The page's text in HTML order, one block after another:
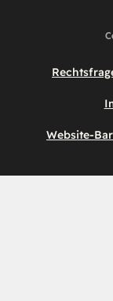
Website-